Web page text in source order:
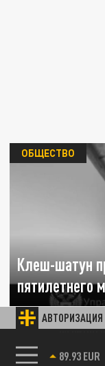
АВТОРИЗАЦИЯ
85.64 BRENT
Клеш-шатун
пятилетнего
ОБЩЕСТВО
16 ЯНВАРЯ 17:44
Об